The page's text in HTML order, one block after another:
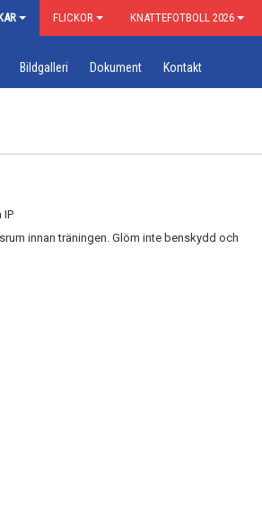
FLICKOR KNATTEFOTBOLL 2026
Bildgalleri Dokument Kontakt
IP
innan träningen. Glöm inte benskydd och